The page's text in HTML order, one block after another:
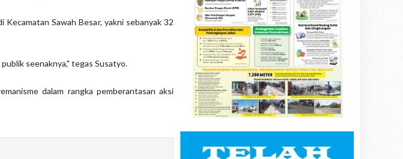
Sawah Besar, yakni sebanyak 32
seenaknya," tegas Susatyo.
dalam rangka pemberantasan aksi